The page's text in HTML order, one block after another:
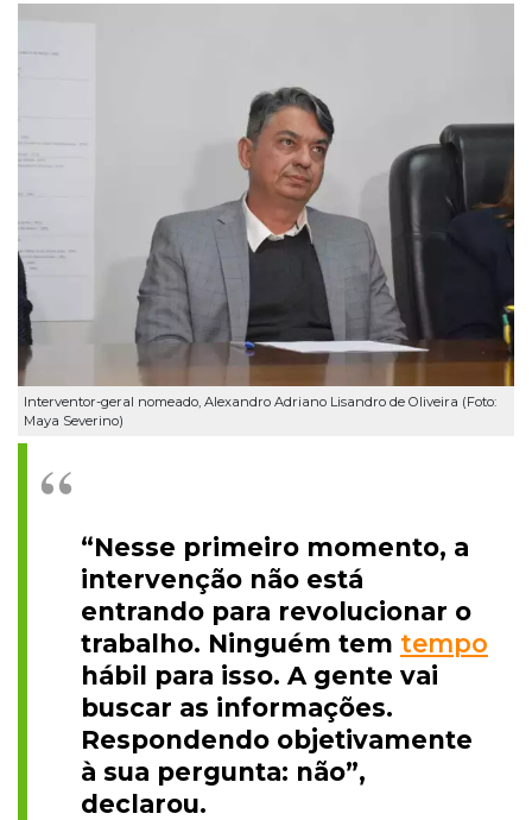
Interventor-geral nomeado, Alexandro Adriano Lisandro de Oliveira (Foto:
Maya Severino)
“Nesse primeiro momento, a
intervenção não está
entrando para revolucionar o
trabalho. Ninguém tem tempo
hábil para isso. A gente vai
buscar as informações.
Respondendo objetivamente
à sua pergunta: não”,
declarou.